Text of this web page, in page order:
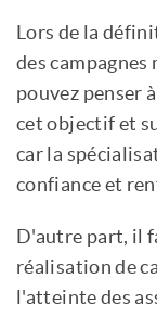
Lors de la
des
pouvez penser
cet objectif et
car la
confiance et
D'autre part, il
réalisation de
l'atteinte des